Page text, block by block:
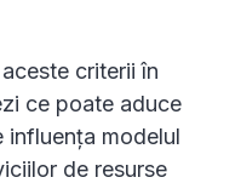
criterii în
ce poate aduce
influența modelul
de resurse